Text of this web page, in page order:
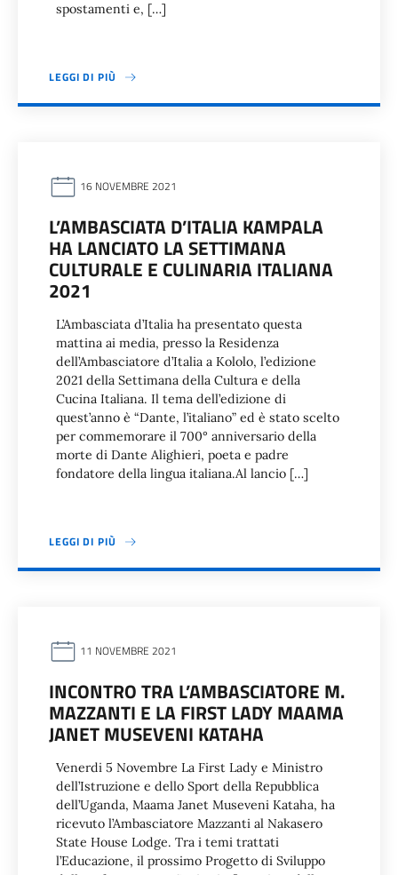
spostamenti e, […]
LEGGI DI PIÙ
16 NOVEMBRE 2021
L’AMBASCIATA D’ITALIA KAMPALA
HA LANCIATO LA SETTIMANA
CULTURALE E CULINARIA ITALIANA
2021
L’Ambasciata d’Italia ha presentato questa
mattina ai media, presso la Residenza
dell’Ambasciatore d’Italia a Kololo, l’edizione
2021 della Settimana della Cultura e della
Cucina Italiana. Il tema dell’edizione di
quest’anno è “Dante, l’italiano” ed è stato scelto
per commemorare il 700° anniversario della
morte di Dante Alighieri, poeta e padre
fondatore della lingua italiana.Al lancio […]
LEGGI DI PIÙ
11 NOVEMBRE 2021
INCONTRO TRA L’AMBASCIATORE M.
MAZZANTI E LA FIRST LADY MAAMA
JANET MUSEVENI KATAHA
Venerdi 5 Novembre La First Lady e Ministro
dell’Istruzione e dello Sport della Repubblica
dell’Uganda, Maama Janet Museveni Kataha, ha
ricevuto l’Ambasciatore Mazzanti al Nakasero
State House Lodge. Tra i temi trattati
l’Educazione, il prossimo Progetto di Sviluppo